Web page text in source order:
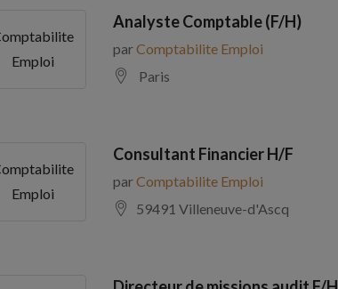
Emploi
Analyste Comptable (F/H)
parComptabilite Emploi
Paris
Emploi
Consultant Financier H/F
parComptabilite Emploi
59491 Villeneuve-d'Ascq